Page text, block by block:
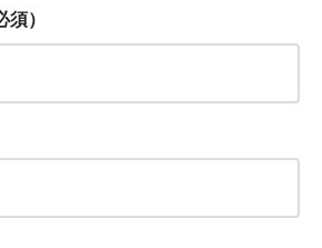
須）